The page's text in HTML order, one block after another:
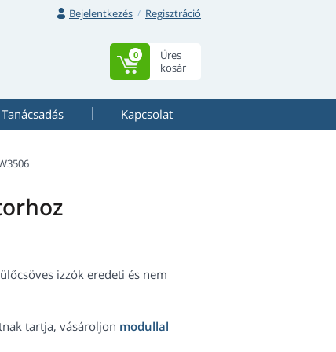
Bejelentkezés
Regisztráció
Üres
kosár
0
Tanácsadás Kapcsolat
izzók eredeti és nem
tartja, vásároljon modullal